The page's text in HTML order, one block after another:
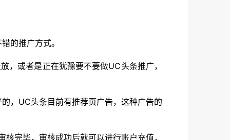
的推广方式。
或者是正在犹豫要不要做UC头条推广，
UC头条目前有推荐页广告，这种广告的
毕，审核成功后就可以进行账户充值，